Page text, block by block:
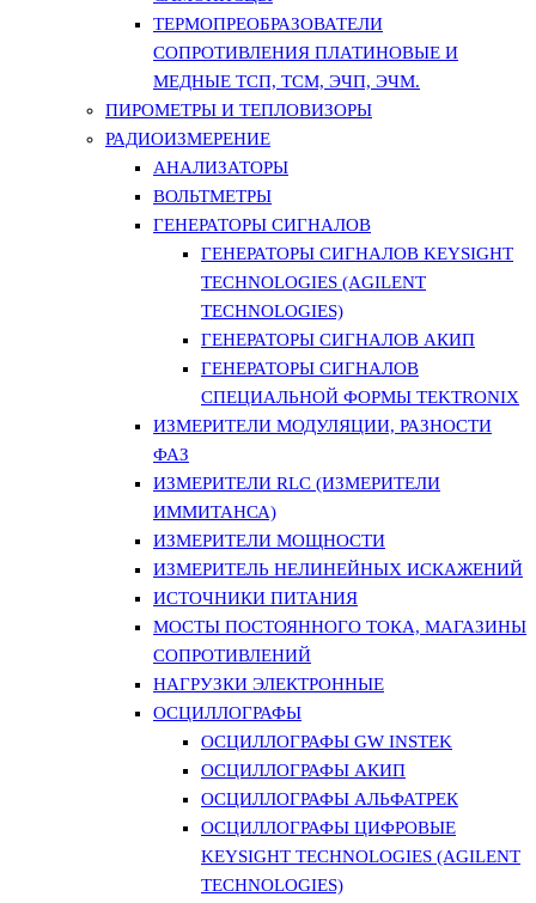
ТЕРМОПРЕОБРАЗОВАТЕЛИ
СОПРОТИВЛЕНИЯ ПЛАТИНОВЫЕ И
МЕДНЫЕ ТСП, ТСМ, ЭЧП, ЭЧМ.
ПИРОМЕТРЫ И ТЕПЛОВИЗОРЫ
РАДИОИЗМЕРЕНИЕ
АНАЛИЗАТОРЫ
ВОЛЬТМЕТРЫ
ГЕНЕРАТОРЫ СИГНАЛОВ
ГЕНЕРАТОРЫ СИГНАЛОВ KEYSIGHT
TECHNOLOGIES (AGILENT
TECHNOLOGIES)
ГЕНЕРАТОРЫ СИГНАЛОВ АКИП
ГЕНЕРАТОРЫ СИГНАЛОВ
СПЕЦИАЛЬНОЙ ФОРМЫ TEKTRONIX
ИЗМЕРИТЕЛИ МОДУЛЯЦИИ, РАЗНОСТИ
ФАЗ
ИЗМЕРИТЕЛИ RLC (ИЗМЕРИТЕЛИ
ИММИТАНСА)
ИЗМЕРИТЕЛИ МОЩНОСТИ
ИЗМЕРИТЕЛЬ НЕЛИНЕЙНЫХ ИСКАЖЕНИЙ
ИСТОЧНИКИ ПИТАНИЯ
МОСТЫ ПОСТОЯННОГО ТОКА, МАГАЗИНЫ
СОПРОТИВЛЕНИЙ
НАГРУЗКИ ЭЛЕКТРОННЫЕ
ОСЦИЛЛОГРАФЫ
ОСЦИЛЛОГРАФЫ GW INSTEK
ОСЦИЛЛОГРАФЫ АКИП
ОСЦИЛЛОГРАФЫ АЛЬФАТРЕК
ОСЦИЛЛОГРАФЫ ЦИФРОВЫЕ
KEYSIGHT TECHNOLOGIES (AGILENT
TECHNOLOGIES)